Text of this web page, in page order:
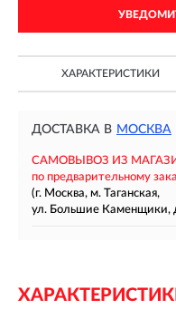
ХАРАКТЕРИСТИКИ
ДОСТАВКА В МОСКВА
САМОВЫВОЗ ИЗ
по предварительному
(г. Москва, м. Таганская,
ул. Большие Каменщики,